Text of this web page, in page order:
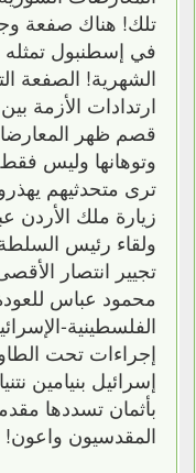
تلك! هناك صفعة
في إسطنبول
الشهرية! الصفعة
ارتدادات الأزمة
قصم ظهر
وتوهانها وليس
ترى متحدثيهم
زيارة ملك الأردن
ولقاء رئيس السلطة
تجيير انتصار
محمود عباس
الفلسطينية-
إجراءات تحت
إسرائيل بنيامين
بأثمان تسددها
المقدسيون واعون!